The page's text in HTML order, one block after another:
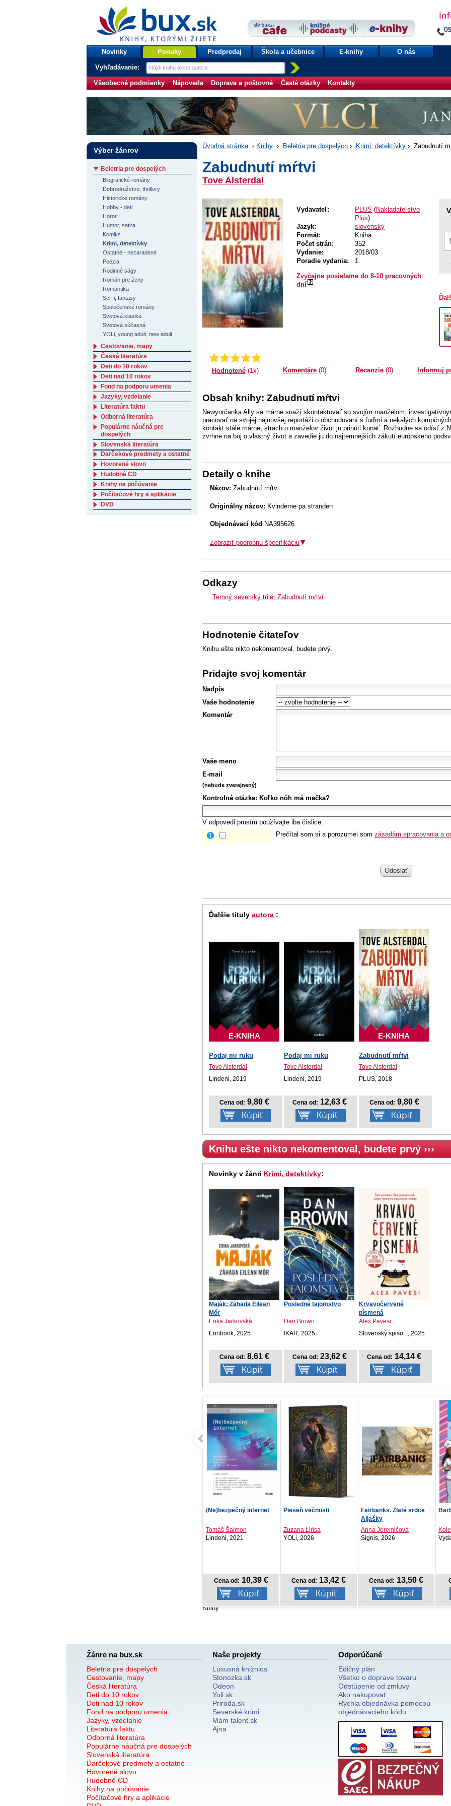
bux.sk
knihy, ktorými žijete
Úvodná stránka
Novinky Ponuky Predpredaj Škola a učebnice E-knihy O nás
Vyhľadávanie:
Všeobecné podmienky Nápoveda Doprava a poštovné Časté otázky Kontakty
Úvodná stránka › Knihy › Beletria pre dospelých › Krimi, detektívky › Zabudnutí
Zabudnutí mŕtvi
Tove Alsterdal
Vydavateľ: PLUS (Nakladateľstvo
Plus)
Jazyk:
slovenský
Formát:
Kniha
Počet strán:
352
Vydanie:
2018/03
Poradie vydania:
1.
Zvyčajne posielame do 8-10 pracovných
dní
Priemer:
5.0
Hodnotené(1x) Komentáre (0) Recenzie(0) Informuj
Obsah knihy: Zabudnutí mŕtvi
Newyorčanka Ally sa márne snaží skontaktovať so svojím manželom,
pracovať na svojej najnovšej reportáži o obchodovaní s ľuďmi a nekalých
kontakt stále márne, strach o manželov život ju prinúti konať. Rozhodne sa odísť z
zvrhne na boj o vlastný život a zavedie ju do najtemnejších zákutí európskeho
Detaily o knihe
Názov: Zabudnutí mŕtvi
Originálny názov: Kvinderne pa stranden
Objednávací kód NA395626
Zobraziť podrobnú špecifikáciu
Odkazy
Temný severský triler Zabudnutí mŕtvi
Hodnotenie čitateľov
Knihu ešte nikto nekomentoval, budete prvý.
Pridajte svoj komentár
Nadpis
Vaše hodnotenie
Komentár
Vaše meno
E-mail
(nebude zverejnený)
Kontrolná otázka: Koľko nôh má mačka?
V odpovedi prosím používajte iba číslice.
Prečítal som si a porozumel som zásadám spracovania a
Odoslať
Ďalšie tituly autora :
E-KNIHA
Podaj mi ruku
Tove Alsterdal
Lindeni, 2019
Cena od: 9,80 €
Podaj mi ruku
Tove Alsterdal
Lindeni, 2019
Cena od: 12,63 €
E-KNIHA
Zabudnutí mŕtvi
Tove Alsterdal
PLUS, 2018
Cena od: 9,80 €
Knihu ešte nikto nekomentoval, budete prvý ›››
Novinky v žánri Krimi, detektívky:
Maják: Záhada Eilean
Mór
Erika Jarkovská
Enribook, 2025
Cena od: 8,61 €
Posledné tajomstvo
Dan Brown
IKAR, 2025
Cena od: 23,62 €
Krvavočervené
písmená
Alex Pavesi
Slovenský spiso..., 2025
Cena od: 14,14 €
Pieseň večnosti
Zuzana Lirisa
YOLi, 2026
Cena od: 13,42 €
Fairbanks. Zlaté srdce
Anna Jeremičová
Signis, 2026
Cena od: 13,50 €
Barbie - Moja práca snov
Kolektív autorov
Vydavateľstvo T..., 2026
Cena od: 5,92 €
Knihy
Výber žánrov
Beletria pre dospelých
Biografické romány
Dobrodružstvo, thrillery
Historické romány
Hobby - deti
Horor
Humor, satira
Komiks
Krimi, detektívky
Ostatné - nezaradené
Poézia
Rodinné ságy
Román pre ženy
Romantika
Sci-fi, fantasy
Spoločenské romány
Svetová klasika
Svetová súčasná
YOLi, young adult, new adult
Cestovanie, mapy
Česká literatúra
Deti do 10 rokov
Deti nad 10 rokov
Fond na podporu umenia
Jazyky, vzdelanie
Literatúra faktu
Odborná literatúra
Populárne náučná pre
dospelých
Slovenská literatúra
Darčekové predmety a ostatné
Hovorené slovo
Hudobné CD
Knihy na počúvanie
Počítačové hry a aplikácie
DVD
Žánre na bux.sk
Beletria pre dospelých
Cestovanie, mapy
Česká literatúra
Deti do 10 rokov
Deti nad 10 rokov
Fond na podporu umenia
Jazyky, vzdelanie
Literatúra faktu
Odborná literatúra
Populárne náučná pre dospelých
Slovenská literatúra
Darčekové predmety a ostatné
Hovorené slovo
Hudobné CD
Knihy na počúvanie
Počítačové hry a aplikácie
Naše projekty
Luxusná knižnica
Stonozka.sk
Odeon
Yoli.sk
Priroda.sk
Severské krimi
Mám talent.sk
Ajna
Odporúčané
Edičný plán
Všetko o doprave tovaru
Odstúpenie od zmluvy
Ako nakupovať
Rýchla objednávka pomocou
objednávacieho kódu